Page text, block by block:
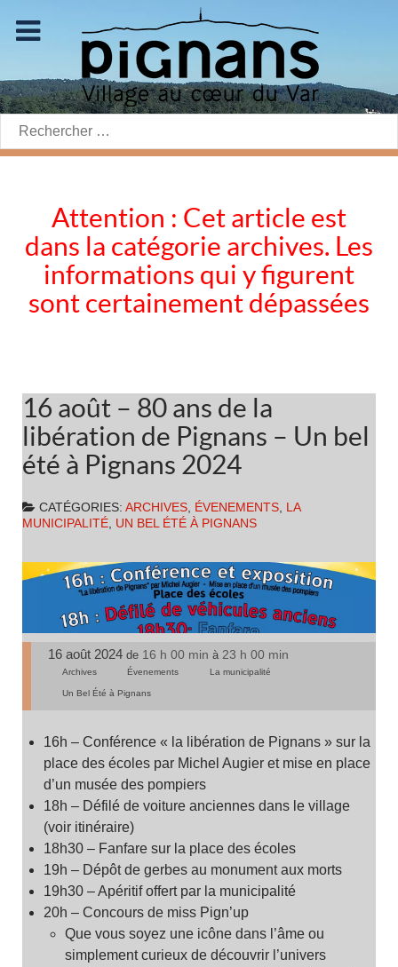
Rechercher:
Attention : Cet article est
dans la catégorie archives. Les
informations qui y figurent
sont certainement dépassées
16 août – 80 ans de la
libération de Pignans – Un bel
été à Pignans 2024
CATÉGORIES: ARCHIVES, ÉVENEMENTS, LA
MUNICIPALITÉ, UN BEL ÉTÉ À PIGNANS
16 août 2024 de 16 h 00 min à 23 h 00 min
Archives Évenements La municipalité
Un Bel Été à Pignans
16h – Conférence « la libération de Pignans » sur la
place des écoles par Michel Augier et mise en place
d’un musée des pompiers
18h – Défilé de voiture anciennes dans le village
(voir itinéraire)
18h30 – Fanfare sur la place des écoles
19h – Dépôt de gerbes au monument aux morts
19h30 – Apéritif offert par la municipalité
20h – Concours de miss Pign’up
Que vous soyez une icône dans l’âme ou
simplement curieux de découvrir l’univers